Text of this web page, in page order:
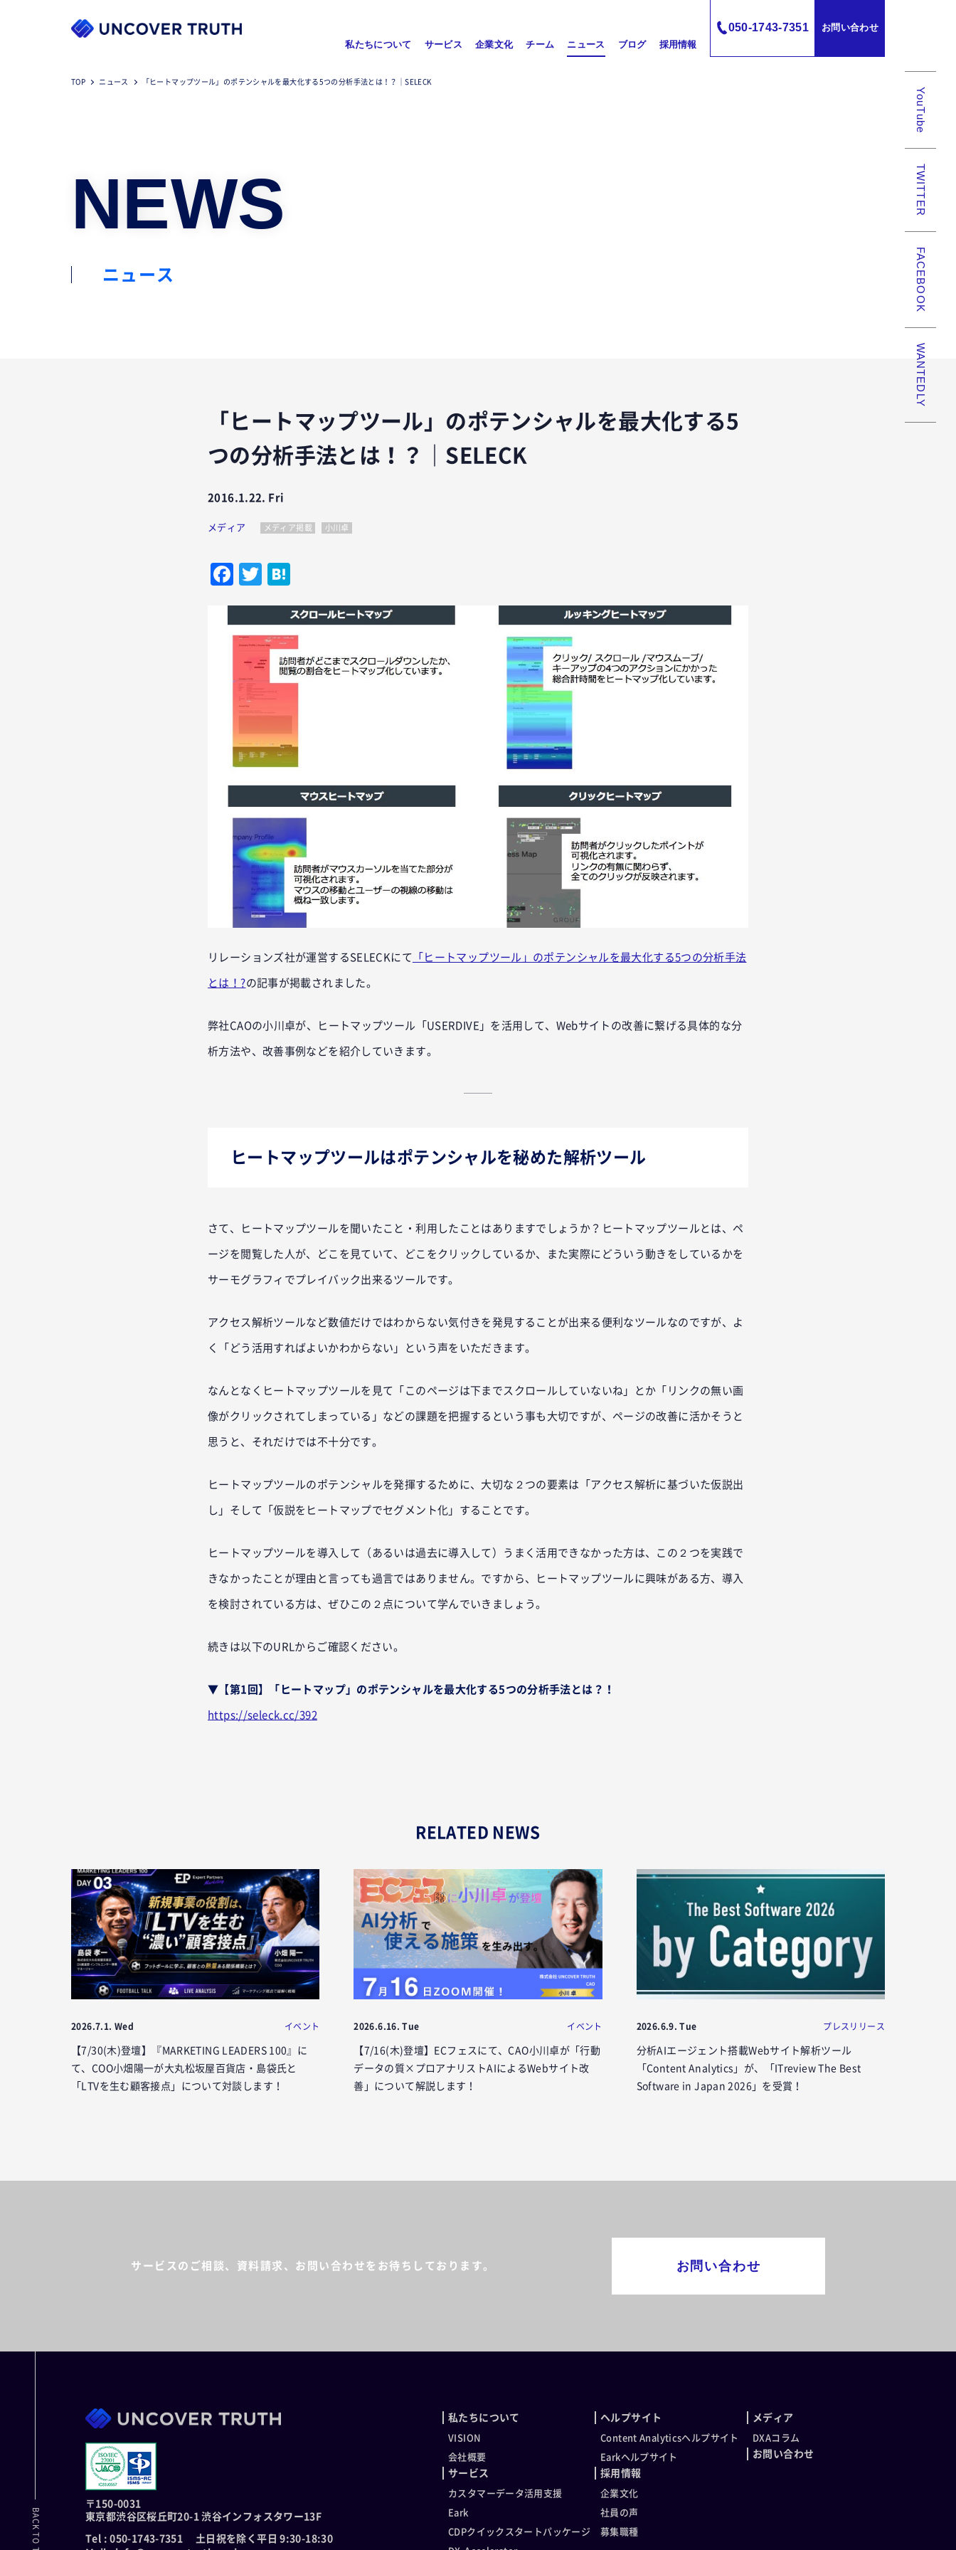
私たちについて サービス 企業文化 チーム ニュース ブログ 採用情報
お問い合わせ
050-1743-7351
YouTube
TWITTER
FACEBOOK
WANTEDLY
TOP ニュース 「ヒートマップツール」のポテンシャルを最大化する5つの分析手法とは！？｜SELECK
NEWS
ニュース
「ヒートマップツール」のポテンシャルを最大化する5
つの分析手法とは！？｜SELECK
2016.1.22. Fri
メディア メディア掲載 小川卓
Facebook
Twitter
リレーションズ社が運営するSELECKにて 「ヒートマップツール」のポテンシャルを最大化する5つの分析手法
とは！?の記事が掲載されました。
弊社CAOの小川卓が、ヒートマップツール「USERDIVE」を活用して、Webサイトの改善に繋げる具体的な分
析方法や、改善事例などを紹介していきます。
ヒートマップツールはポテンシャルを秘めた解析ツール
さて、ヒートマップツールを聞いたこと・利用したことはありますでしょうか？ヒートマップツールとは、ペ
ージを閲覧した人が、どこを見ていて、どこをクリックしているか、また実際にどういう動きをしているかを
サーモグラフィでプレイバック出来るツールです。
アクセス解析ツールなど数値だけではわからない気付きを発見することが出来る便利なツールなのですが、よ
く「どう活用すればよいかわからない」という声をいただきます。
なんとなくヒートマップツールを見て「このページは下までスクロールしていないね」とか「リンクの無い画
像がクリックされてしまっている」などの課題を把握するという事も大切ですが、ページの改善に活かそうと
思うと、それだけでは不十分です。
ヒートマップツールのポテンシャルを発揮するために、大切な２つの要素は「アクセス解析に基づいた仮説出
し」そして「仮説をヒートマップでセグメント化」することです。
ヒートマップツールを導入して（あるいは過去に導入して）うまく活用できなかった方は、この２つを実践で
きなかったことが理由と言っても過言ではありません。ですから、ヒートマップツールに興味がある方、導入
を検討されている方は、ぜひこの２点について学んでいきましょう。
続きは以下のURLからご確認ください。
▼【第1回】「ヒートマップ」のポテンシャルを最大化する5つの分析手法とは？！
https://seleck.cc/392
RELATED NEWS
2026.7.1. Wed イベント
【7/30(木)登壇】『MARKETING LEADERS 100』に
て、COO小畑陽一が大丸松坂屋百貨店・島袋氏と
「LTVを生む顧客接点」について対談します！
2026.6.16. Tue イベント
【7/16(木)登壇】ECフェスにて、CAO小川卓が「行動
データの質×プロアナリストAIによるWebサイト改
善」について解説します！
2026.6.9. Tue プレスリリース
分析AIエージェント搭載Webサイト解析ツール
「Content Analytics」が、「ITreview The Best
Software in Japan 2026」を受賞！
サービスのご相談、資料請求、 お問い合わせをお待ちしております。 お問い合わせ
〒150-0031
東京都渋谷区桜丘町20-1渋谷インフォスタワー13F
Tel : 050-1743-7351 土日祝を除く平日 9:30-18:30
私たちについて
VISION
会社概要
サービス
カスタマーデータ活用支援
Eark
CDPクイックスタートパッケージ
ヘルプサイト
Content Analyticsヘルプサイト
Earkヘルプサイト
採用情報
企業文化
社員の声
募集職種
メディア
DXAコラム
お問い合わせ
BACK TO TOP